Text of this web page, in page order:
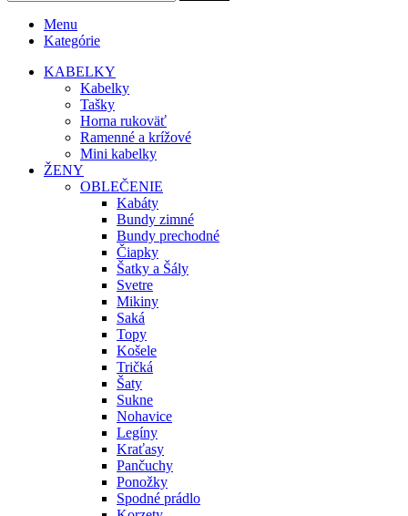
Menu
Kategórie
KABELKY
Kabelky
Tašky
Horna rukoväť
Ramenné a krížové
Mini kabelky
ŽENY
OBLEČENIE
Kabáty
Bundy zimné
Bundy prechodné
Čiapky
Šatky a Šály
Svetre
Mikiny
Saká
Topy
Košele
Tričká
Šaty
Sukne
Nohavice
Legíny
Kraťasy
Pančuchy
Ponožky
Spodné prádlo